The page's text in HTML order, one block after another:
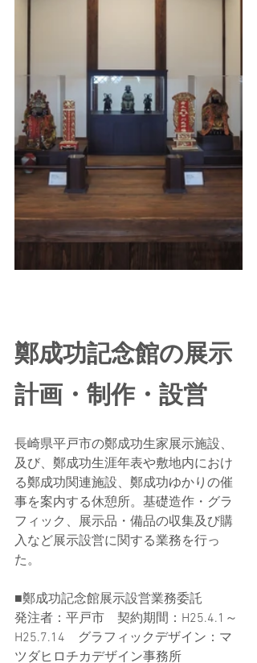
鄭成功記念館の展示
計画・制作・設営
長崎県平戸市の鄭成功生家展示施設、
及び、鄭成功生涯年表や敷地内におけ
る鄭成功関連施設、鄭成功ゆかりの催
事を案内する休憩所。基礎造作・グラ
フィック、展示品・備品の収集及び購
入など展示設営に関する業務を行っ
た。
■鄭成功記念館展示設営業務委託
発注者：平戸市　契約期間：H25.4.1～
H25.7.14　グラフィックデザイン：マ
ツダヒロチカデザイン事務所